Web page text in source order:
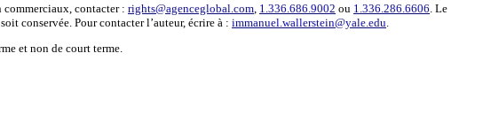
contacter : rights@agenceglobal.com, 1.336.686.9002 ou 1.336.286.6606. Le
conservée. Pour contacter l’auteur, écrire à : immanuel.wallerstein@yale.edu.
et non de court terme.